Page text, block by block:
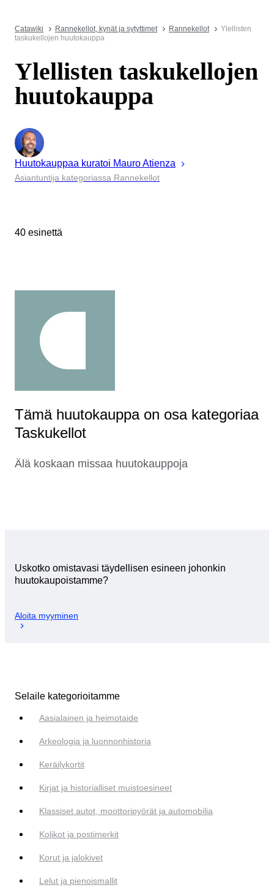
Catawiki Rannekellot, kynät ja sytyttimet Rannekellot
Ylellisten
taskukellojen huutokauppa
Ylellisten taskukellojen
huutokauppa
Huutokauppaa kuratoi MauroAtienza
Asiantuntija kategoriassa Rannekellot
40 esinettä
Tämä huutokauppa on osa kategoriaa
Taskukellot
Älä koskaan missaa huutokauppoja
Uskotko omistavasi täydellisen esineen johonkin
huutokaupoistamme?
Aloita myyminen
Selaile kategorioitamme
Aasialainen ja heimotaide
Arkeologia ja luonnonhistoria
Keräilykortit
Kirjat ja historialliset muistoesineet
Klassiset autot, moottoripyörät ja automobilia
Kolikot ja postimerkit
Korut ja jalokivet
Lelut ja pienoismallit